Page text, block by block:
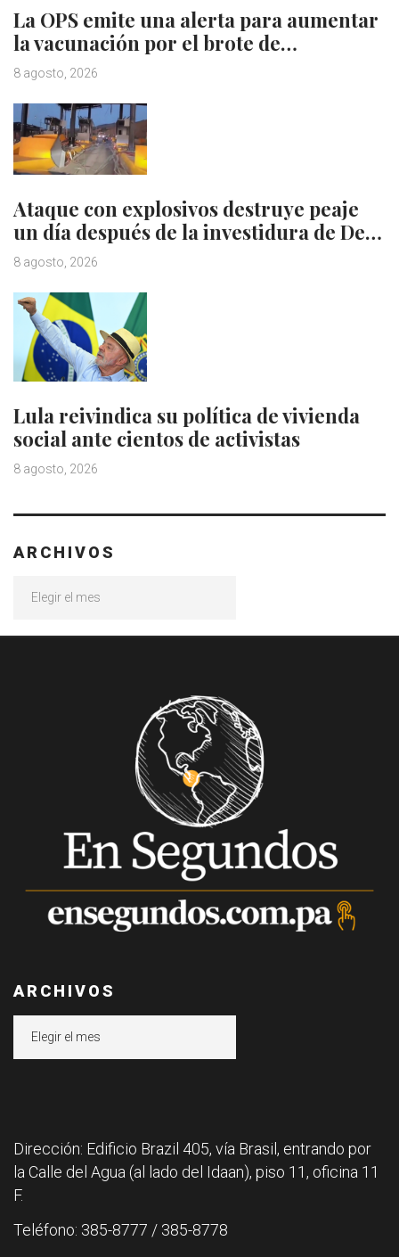
La OPS emite una alerta para aumentar
la vacunación por el brote de…
8 agosto, 2026
Ataque con explosivos destruye peaje
un día después de la investidura de De…
8 agosto, 2026
Lula reivindica su política de vivienda
social ante cientos de activistas
8 agosto, 2026
ARCHIVOS
ARCHIVOS
Dirección: Edificio Brazil 405, vía Brasil, entrando por
la Calle del Agua (al lado del Idaan), piso 11, oficina 11
F.
Teléfono: 385-8777 / 385-8778